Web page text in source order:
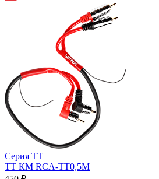
Серия ТТ
ТТ КМ RCA-ТТ0,5М